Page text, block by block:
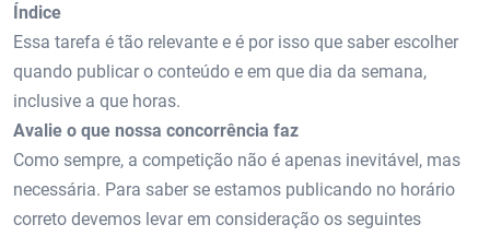
Índice
Essa tarefa é tão relevante e é por isso que saber escolher
quando publicar o conteúdo e em que dia da semana,
inclusive a que horas.
Avalie o que nossa concorrência faz
Como sempre, a competição não é apenas inevitável, mas
necessária. Para saber se estamos publicando no horário
correto devemos levar em consideração os seguintes